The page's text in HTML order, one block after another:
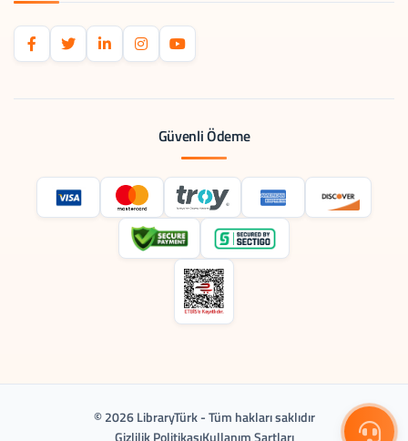
Güvenli Ödeme
© 2026 LibraryTürk - Tüm hakları saklıdır